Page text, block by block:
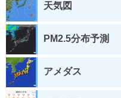
天気図
PM2.5分布予測
アメダス